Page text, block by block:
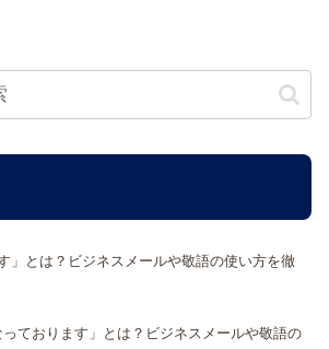
」とは？ビジネスメールや敬語の使い方を徹
っております」とは？ビジネスメールや敬語の